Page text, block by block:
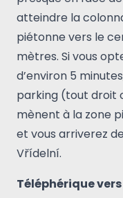
atteindre la
piétonne vers le
mètres. Si vous
d’environ 5
parking (tout droit
mènent à la zone
et vous arriverez
Vřídelní.
Téléphérique